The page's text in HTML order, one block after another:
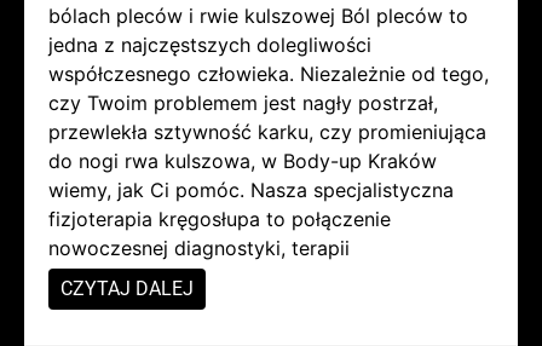
bólach pleców i rwie kulszowej Ból pleców to
jedna z najczęstszych dolegliwości
współczesnego człowieka. Niezależnie od tego,
czy Twoim problemem jest nagły postrzał,
przewlekła sztywność karku, czy promieniująca
do nogi rwa kulszowa, w Body-up Kraków
wiemy, jak Ci pomóc. Nasza specjalistyczna
fizjoterapia kręgosłupa to połączenie
nowoczesnej diagnostyki, terapii
CZYTAJ DALEJ